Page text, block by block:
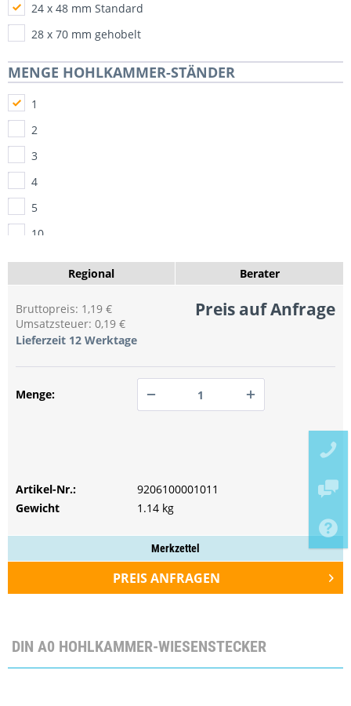
24 x 48 mm Standard
28 x 70 mm gehobelt
MENGE HOHLKAMMER-STÄNDER
1
2
3
4
5
10
20
25
50
75
100
150
350
1000
Regional Berater
Preis auf Anfrage
Bruttopreis: 1,19 €
Umsatzsteuer: 0,19 €
Lieferzeit 12 Werktage
Menge:
PREIS ANFRAGEN
PREIS ANFRAGEN
Merkzettel
Artikel-Nr.:
9206100001011
Gewicht
1.14 kg
DIN A0 HOHLKAMMER-WIESENSTECKER